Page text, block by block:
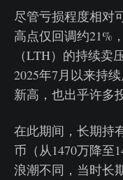
尽管亏损程度相对
高点仅回调约21%
（LTH）的持续卖
2025年7月以来持
新高，也出乎许多
在此期间，长期持
币（从1470万降至
浪潮不同，当时长